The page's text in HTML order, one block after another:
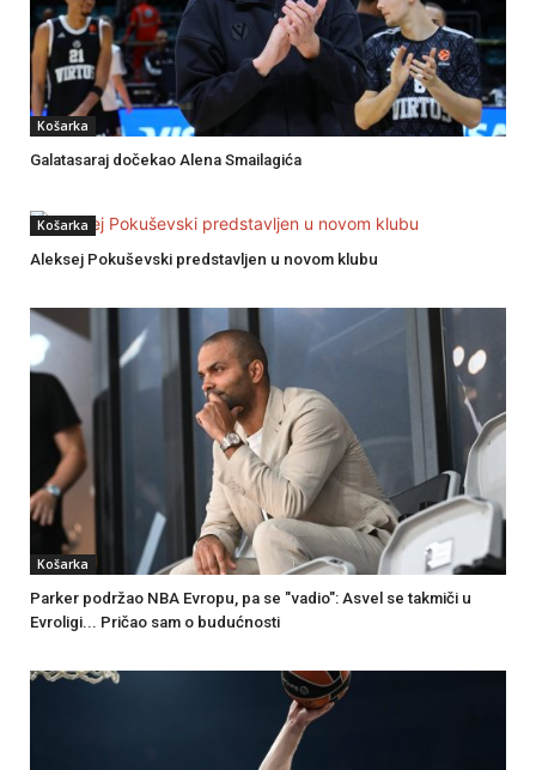
Košarka
Galatasaraj dočekao Alena Smailagića
Košarka
Aleksej Pokuševski predstavljen u novom klubu
Košarka
Parker podržao NBA Evropu, pa se "vadio": Asvel se takmiči u
Evroligi... Pričao sam o budućnosti